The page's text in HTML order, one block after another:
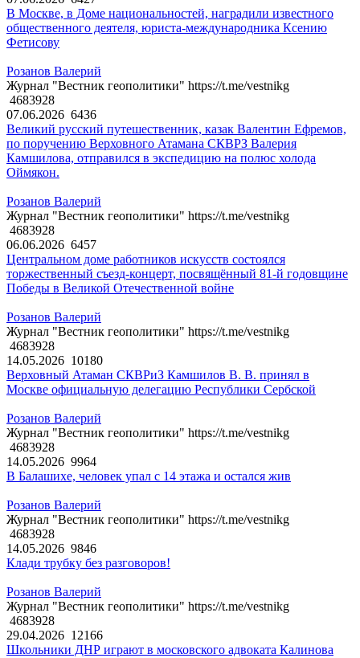
В Москве, в Доме национальностей, наградили известного
общественного деятеля, юриста-международника Ксению
Фетисову
Розанов Валерий
Журнал "Вестник геополитики" https://t.me/vestnikg
4683928
07.06.2026 6436
Великий русский путешественник, казак Валентин Ефремов,
по поручению Верховного Атамана СКВРЗ Валерия
Камшилова, отправился в экспедицию на полюс холода
Оймякон.
Розанов Валерий
Журнал "Вестник геополитики" https://t.me/vestnikg
4683928
06.06.2026 6457
Центральном доме работников искусств состоялся
торжественный съезд-концерт, посвящённый 81-й годовщине
Победы в Великой Отечественной войне
Розанов Валерий
Журнал "Вестник геополитики" https://t.me/vestnikg
4683928
14.05.2026 10180
Верховный Атаман СКВРиЗ Камшилов В. В. принял в
Москве официальную делегацию Республики Сербской
Розанов Валерий
Журнал "Вестник геополитики" https://t.me/vestnikg
4683928
14.05.2026 9964
В Балашихе, человек упал с 14 этажа и остался жив
Розанов Валерий
Журнал "Вестник геополитики" https://t.me/vestnikg
4683928
14.05.2026 9846
Клади трубку без разговоров!
Розанов Валерий
Журнал "Вестник геополитики" https://t.me/vestnikg
4683928
29.04.2026 12166
Школьники ДНР играют в московского адвоката Калинова